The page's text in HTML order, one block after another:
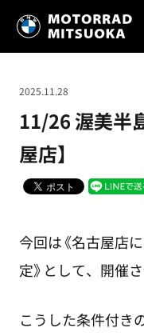
11/26 渥美半
屋店】
2025.11.28
今回は《名古屋店
定》として、開催
こうした条件付き